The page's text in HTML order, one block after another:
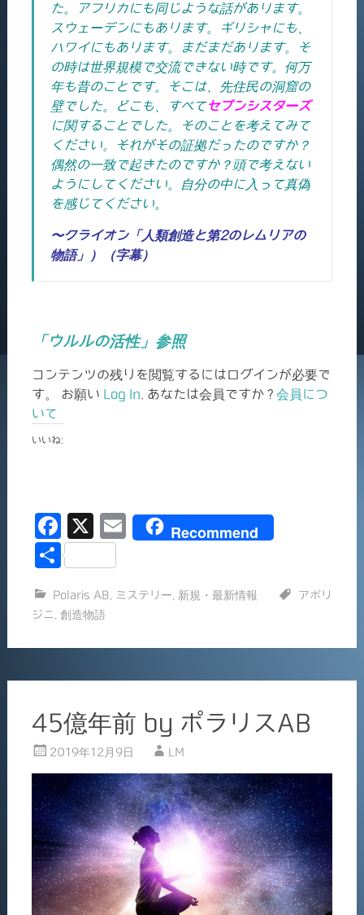
た。アフリカにも同じような話があります。
スウェーデンにもあります。ギリシャにも、
ハワイにもあります。まだまだあります。そ
の時は世界規模で交流できない時です。何万
年も昔のことです。そこは、先住民の洞窟の
壁でした。どこも、すべてセブンシスターズ
に関することでした。そのことを考えてみて
ください。それがその証拠だったのですか？
偶然の一致で起きたのですか？頭で考えない
ようにしてください。自分の中に入って真偽
を感じてください。
〜クライオン「人類創造と第2のレムリアの
物語」）（字幕）
「ウルルの活性」参照
コンテンツの残りを閲覧するにはログインが必要で
す。 お願い Log In . あなたは会員ですか ? 会員につ
いて
いいね:
F
a
e
o
o
k
X
E
l
Recommend
共
Polaris AB ミステリー 新規・最新情報
アボリ
ジニ 創造物語
45億年前 by ポラリスAB
2019年12月9日 LM